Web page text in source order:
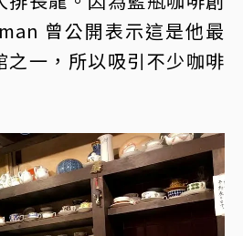
曾公開表示這是他最
之一，所以吸引不少咖啡